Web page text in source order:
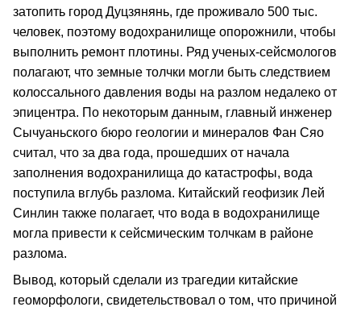
затопить город Дуцзянянь, где проживало 500 тыс.
человек, поэтому водохранилище опорожнили, чтобы
выполнить ремонт плотины. Ряд ученых-сейсмологов
полагают, что земные толчки могли быть следствием
колоссального давления воды на разлом недалеко от
эпицентра. По некоторым данным, главный инженер
Сычуаньского бюро геологии и минералов Фан Сяо
считал, что за два года, прошедших от начала
заполнения водохранилища до катастрофы, вода
поступила вглубь разлома. Китайский геофизик Лей
Синлин также полагает, что вода в водохранилище
могла привести к сейсмическим толчкам в районе
разлома.
Вывод, который сделали из трагедии китайские
геоморфологи, свидетельствовал о том, что причиной